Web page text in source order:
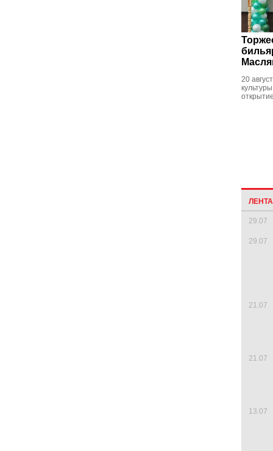
20
29.07
29.07
21.07
21.07
13.07